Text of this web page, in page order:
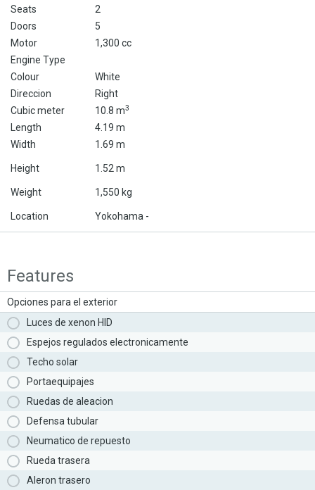
Seats
2
Doors
5
Motor
1,300 cc
Engine Type
Colour
White
Direccion
Right
Cubic meter
10.8 m3
Length
4.19 m
Width
1.69 m
Height 1.52 m
Weight 1,550 kg
Location Yokohama -
Features
Opciones para el exterior
Luces de xenon HID
Espejos regulados electronicamente
Techo solar
Portaequipajes
Ruedas de aleacion
Defensa tubular
Neumatico de repuesto
Rueda trasera
Aleron trasero